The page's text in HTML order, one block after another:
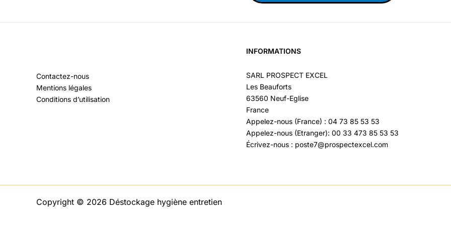
Contactez-nous
Mentions légales
Conditions d’utilisation
INFORMATIONS
SARL PROSPECT EXCEL
Les Beauforts
63560 Neuf-Eglise
France
Appelez-nous (France) : 04 73 85 53 53
Appelez-nous (Etranger): 00 33 473 85 53 53
Écrivez-nous : poste7@prospectexcel.com
Copyright © 2026 Déstockage hygiène entretien